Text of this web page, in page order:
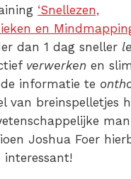
‘Snellezen,
en
dan 1 dag sneller
verwerken en
informatie te
van breinspelletjes
Joshua Foer
interessant!